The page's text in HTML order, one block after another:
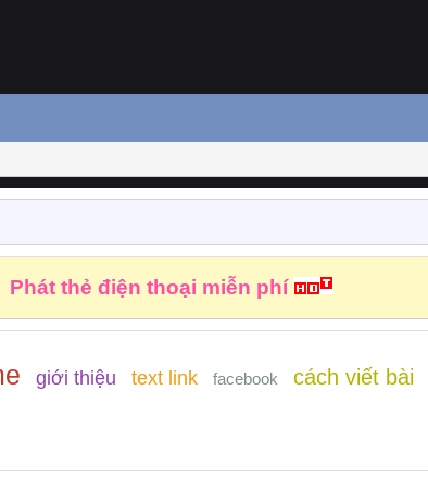
Phát thẻ điện thoại miễn phí
giới thiệu text link facebook cách viết bài